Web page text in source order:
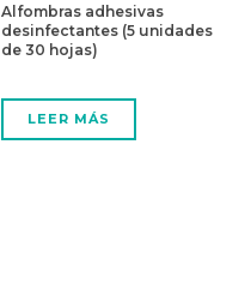
Alfombras adhesivas
desinfectantes (5 unidades
de 30 hojas)
LEER MÁS